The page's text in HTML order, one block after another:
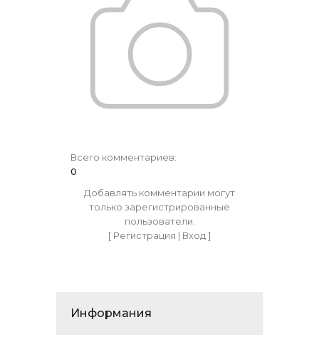
Всего комментариев:
0
Добавлять комментарии могут
только зарегистрированные
пользователи.
[ Регистрация | Вход]
Информания